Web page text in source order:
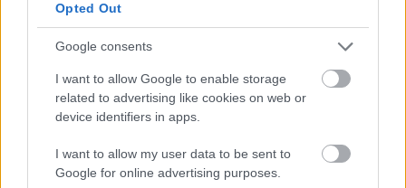
Opted Out
Google consents
I want to allow Google to enable storage
related to advertising like cookies on web or
device identifiers in apps.
I want to allow my user data to be sent to
Google for online advertising purposes.
„Lenyűgöz a nézők lelkesedése. A futamok általában
izgalmasak. Legutóbb például Magyarországon is, ahol
korábban gyakran előzés nélküli vonatozást láthattunk” –
szabályok miatt nem minden látványos előzés tekinthető valódi
csatának.
„Egyértelmű, hogy a szurkolók szeretik a sok előzést. Sajnos
azonban aligha tudja bárki, hogy ezek valódi előzések-e, vagy
egyszerűen a helyzetből adódnak. Sokszor csak azért fékeznek
ki látványosan egy autót, mert az előtte haladónak éppen